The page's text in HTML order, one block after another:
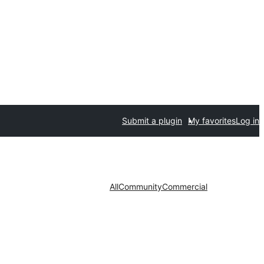
Submit a plugin My favoritesLog in
AllCommunityCommercial